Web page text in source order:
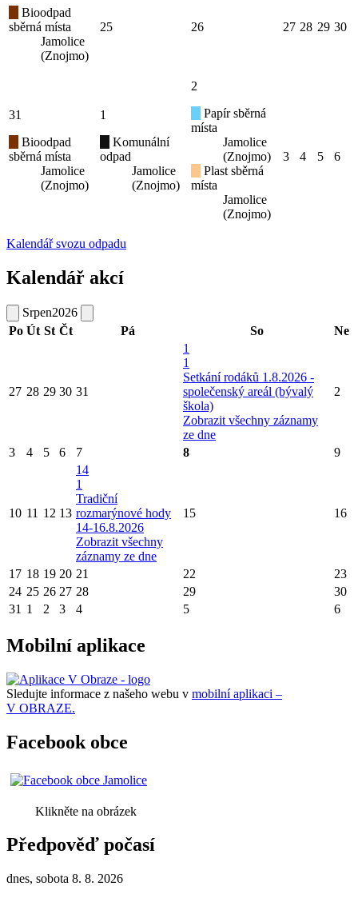
Bioodpad
sběrná místa
Jamolice
(Znojmo)
25 26 27 28 29 30
31
Bioodpad
sběrná místa
Jamolice
(Znojmo)
1
Komunální
odpad
Jamolice
(Znojmo)
2
Papír sběrná
místa
Jamolice
(Znojmo)
Plast sběrná
místa
Jamolice
(Znojmo)
3 4 5 6
Kalendář svozu odpadu
Kalendář akcí
Srpen2026
Po Út St Čt Pá So Ne
27 28 29 30 31
1
1
Setkání rodáků 1.8.2026 -
společenský areál (bývalý
škola)
Zobrazit všechny záznamy
ze dne
2
3 4 5 6 7 8 9
10 11 12 13
14
1
Tradiční
rozmarýnové hody
14-16.8.2026
Zobrazit všechny
záznamy ze dne
15 16
17 18 19 20 21 22
23
24 25 26 27 28 29
30
31 1 2 3 4 5 6
Mobilní aplikace
Sledujte informace z našeho webu v mobilní aplikaci –
V OBRAZE.
Facebook obce
Klikněte na obrázek
Předpověď počasí
dnes, sobota 8. 8. 2026